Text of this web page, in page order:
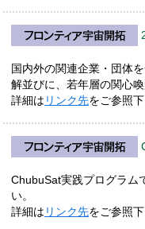
国内外の関連企業・団体
解並びに、若年層の関心
詳細は リンク先をご参照下
ChubuSat実践プログラム
い。
詳細は リンク先をご参照下